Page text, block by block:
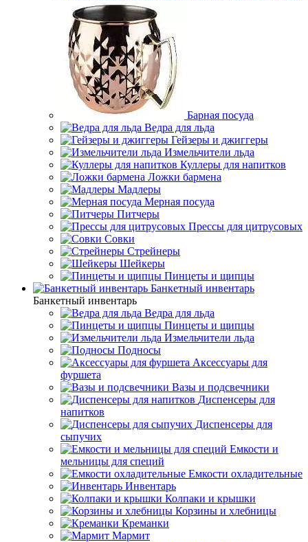
Барная посуда
Ведра для льда
Гейзеры и джиггеры
Измельчители льда
Куллеры для напитков
Ложки бармена
Мадлеры
Мерная посуда
Питчеры
Прессы для цитрусовых
Совки
Стрейнеры
Шейкеры
Пинцеты и щипцы
Банкетный инвентарь
Банкетный инвентарь
Ведра для льда
Пинцеты и щипцы
Измельчители льда
Подносы
Аксессуары для
фуршета
Вазы и подсвечники
Диспенсеры для
напитков
Диспенсеры для
сыпучих
Емкости и
мельницы для специй
Емкости охладительные
Инвентарь
Колпаки и крышки
Корзины и хлебницы
Креманки
Мармит